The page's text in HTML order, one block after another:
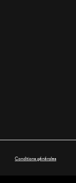
Conditions générales